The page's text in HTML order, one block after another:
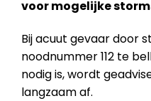
voor mogelijke
Bij acuut gevaar door
noodnummer 112 te
nodig is, wordt
langzaam af.